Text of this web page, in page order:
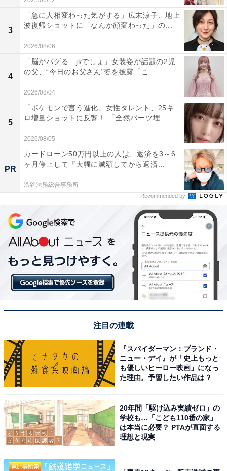
3
「急に人相変わった気がする」広末涼子、地上
波復帰ショットに「なんか顔変わった」の...
2026/08/06
4
「脳がバグる jkでしょ」女装姿が話題の2児
の父、“今日のお父さん”姿を披露「こ...
2026/08/04
5
「ポケモンで言う進化」女性タレント、25キ
ロ増量ショットに反響！ 「全然パーツ埋...
2026/08/05
PR
カードローン50万円以上の人は、返済を3～6
ヶ月停止して『大幅に減額してから返済...
渋谷法務総合事務所
Recommended by
注目の連載
『スパイダーマン：ブランド・
ニュー・デイ』が「史上もっと
も優しいヒーロー映画」になっ
た理由。予習したい作品は？
20年間「駆け込み実績ゼロ」の
学校も…「こども110番の家」
は本当に必要？ PTAが直面する
理想と現実